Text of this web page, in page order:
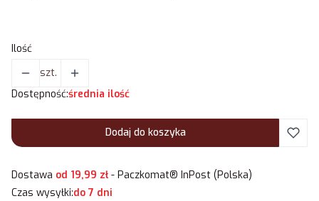
Ilość
szt.
Dostępność:średnia ilość
Dodaj do koszyka
Dostawa od 19,99 zł- Paczkomat® InPost (Polska)
Czas wysyłki:do 7 dni